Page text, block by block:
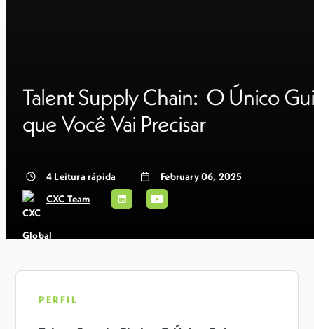
Talent Supply Chain: O Único
que Você Vai Precisar
4 Leitura rápida
February 06, 2025
CXC Team
PERFIL